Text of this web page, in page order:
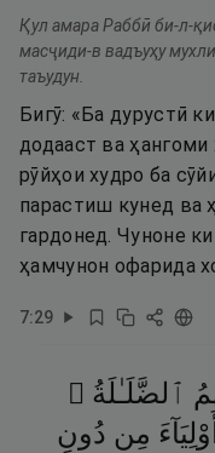
Қул амара Раббӣ би-л-
масҷиди-в вадъуҳу
таъудун.
Бигӯ: «Ба дурустӣ
додааст ва
рӯйҳои худро ба
парастиш кунед ва
гардонед. Чуноне
ҳамчунон офарида
7:29
ٱلضَّلَـٰلَةُ ۗ
أَوْلِيَآءَ مِن دُونِ